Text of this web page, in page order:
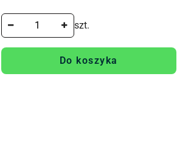
szt.
Do koszyka